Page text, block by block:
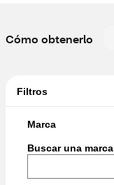
Cómo obtenerlo
Filtros
Marca
Buscar una marca